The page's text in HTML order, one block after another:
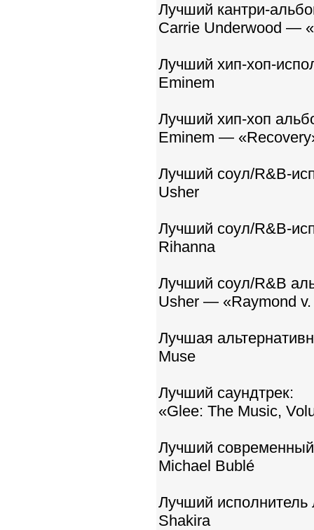
Лучший кантри-
Carrie Underwood —
Лучший хип-хоп-
Eminem
Лучший хип-хоп
Eminem —
Лучший соул/R&B-
Usher
Лучший соул/R&B-
Rihanna
Лучший соул/R&B
Usher — «Raymond
Лучшая
Muse
Лучший саундтрек:
«Glee: The Music,
Лучший
Michael Bublé
Лучший исполнитель
Shakira